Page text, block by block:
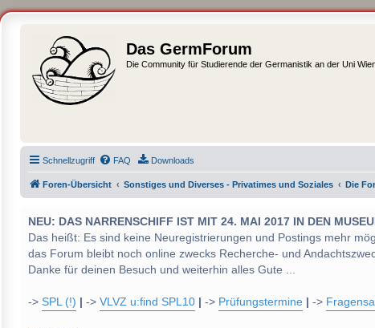
Das GermForum
Die Community für Studierende der Germanistik an der Uni
Schnellzugriff FAQ Downloads
Foren-Übersicht Sonstiges und Diverses - Privatimes und Soziales Die
NEU: DAS NARRENSCHIFF IST MIT 24. MAI 2017 IN DEN
Das heißt: Es sind keine Neuregistrierungen und Postings mehr
das Forum bleibt noch online zwecks Recherche- und
Danke für deinen Besuch und weiterhin alles Gute ...
-> SPL (!) -> VLVZ u:find SPL10 -> Prüfungstermine ->